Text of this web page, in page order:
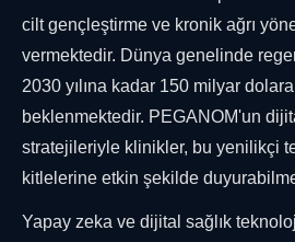
cilt gençleştirme ve kronik ağrı
vermektedir. Dünya genelinde
2030 yılına kadar 150 milyar
beklenmektedir. PEGANOM'un
stratejileriyle klinikler, bu yenilikçi
kitlelerine etkin şekilde
Yapay zeka ve dijital sağlık